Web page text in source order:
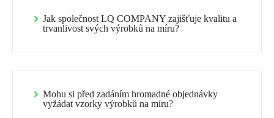
Jak společnost LQ COMPANY zajišťuje kvalitu a
trvanlivost svých výrobků na míru?
Mohu si před zadáním hromadné objednávky
vyžádat vzorky výrobků na míru?